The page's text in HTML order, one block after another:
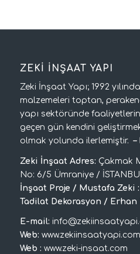
ZEKİ İNŞAAT YAPI
Zeki İnşaat Yapı; 1992
malzemeleri toptan,
yapı sektöründe
geçen gün kendini
olmak yolunda ilerlemiştir.–
Zeki İnşaat Adres: Çakmak
No: 6/5 Ümraniye /
İnşaat Proje / Mustafa Zeki :
Tadilat Dekorasyon / Erhan
E-mail:
Web: www.zekiinsaatyapi.com
Web : www.zeki-insaat.com